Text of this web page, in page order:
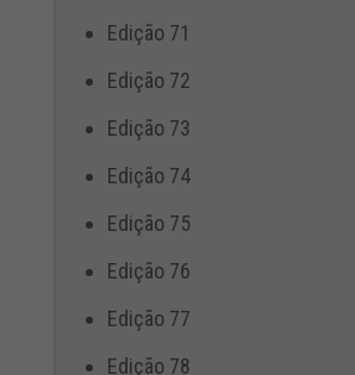
Edição 71
Edição 72
Edição 73
Edição 74
Edição 75
Edição 76
Edição 77
Edição 78